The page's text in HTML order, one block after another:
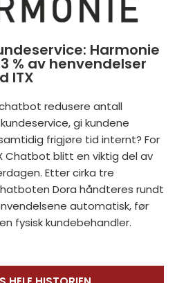
Harmonie
% av henvendelser
ITX
redusere antall
gi kundene
frigjøre tid internt? For
Chatbot blitt en viktig del av
Etter cirka tre
Dora håndteres rundt
automatisk, før
fysisk kundebehandler.